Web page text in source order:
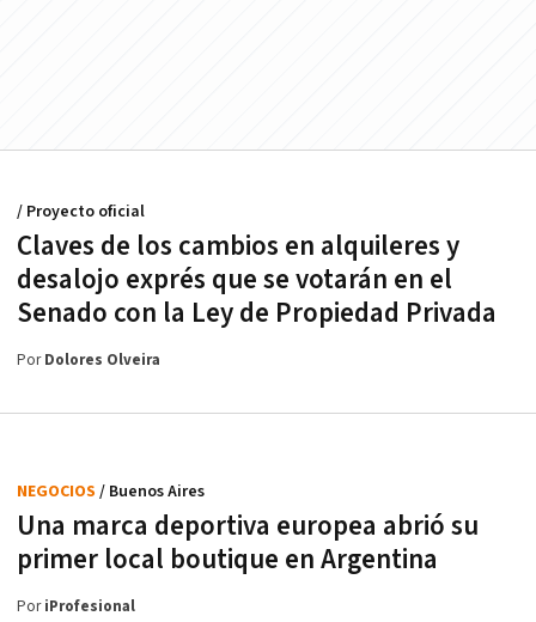
Claves de los cambios en alquileres y
desalojo exprés que se votarán en el
Senado con la Ley de Propiedad Privada
/ Proyecto oficial
PorDolores Olveira
Una marca deportiva europea abrió su
primer local boutique en Argentina
NEGOCIOS / Buenos Aires
PoriProfesional